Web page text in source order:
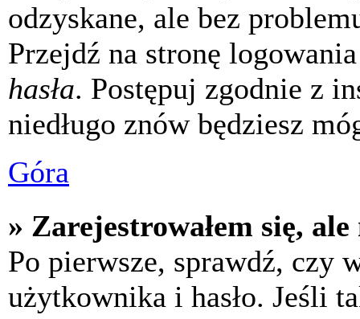
odzyskane, ale bez
Przejdź na stronę
hasła. Postępuj zgodnie z
niedługo znów będziesz
Góra
» Zarejestrowałem się,
Po pierwsze, sprawdź, czy
użytkownika i hasło. Jeśli